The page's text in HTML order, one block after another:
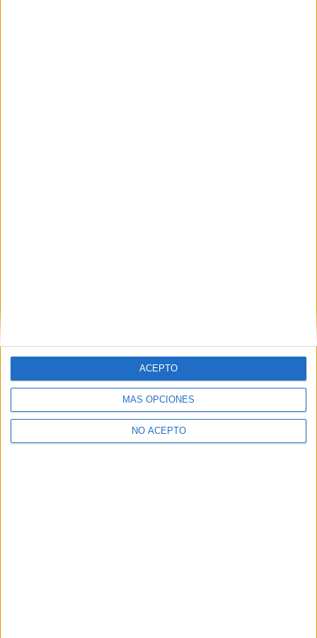
MÁS OPCIONES
NO ACEPTO
ACEPTO
Y como regalo de agradecimiento, por registrarte te daremos
gratis una copia de nuestro ebook con 100 consejos para tu
primer año de universidad